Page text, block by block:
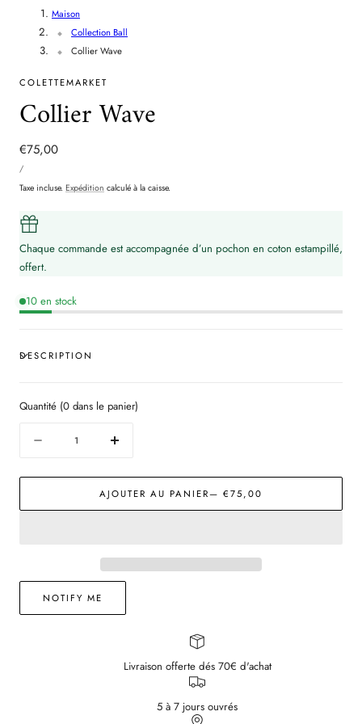
Maison
Collection Ball
Collier Wave
COLETTEMARKET
Collier Wave
Prix
régulier
€75,00
PRIX
UNITAIRE
/PAR
Taxe incluse. Expédition calculé à la caisse.
Chaque commande est accompagnée d’un pochon en coton estampillé,
offert.
10 en stock
DESCRIPTION
Quantité (0 dans le panier)
Diminuer
quantité
Collier
Augmenter
quantité
pour
Collier
AJOUTER AU PANIER— €75,00
NOTIFY ME
Livraison offerte dés 70€ d'achat
5 à 7 jours ouvrés